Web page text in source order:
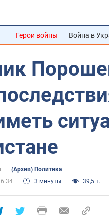
Герои войны Война в
(Архив) Политика
3 минуты 39,5 т.